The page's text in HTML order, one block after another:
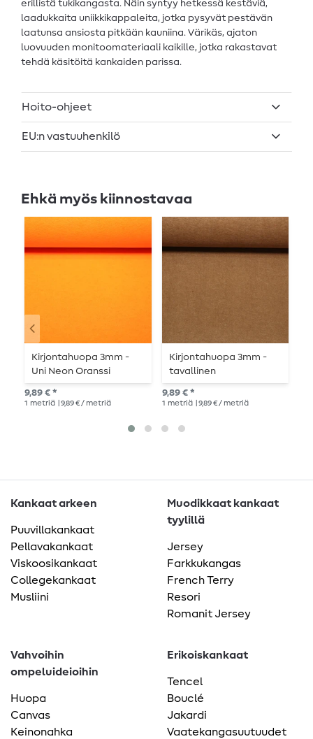
erillistä tukikangasta. Näin syntyy hetkessä kestäviä,
laadukkaita uniikkikappaleita, jotka pysyvät pestävän
laatunsa ansiosta pitkään kauniina. Värikäs, ajaton
luovuuden monitoomateriaali kaikille, jotka rakastavat
tehdä käsitöitä kankaiden parissa.
Hoito-ohjeet
EU:n vastuuhenkilö
Ehkä myös kiinnostavaa
Kirjontahuopa 3mm -
Uni Neon Oranssi
9,89 € *
1 metriä | 9,89 € / metriä
Kirjontahuopa 3mm -
tavallinen
kamelinvärinen
9,89 € *
1 metriä | 9,89 € / metriä
Kankaat arkeen
Puuvillakankaat
Pellavakankaat
Viskoosikankaat
Collegekankaat
Musliini
Muodikkaat kankaat
tyylillä
Jersey
Farkkukangas
French Terry
Resori
Romanit Jersey
Vahvoihin
ompeluideioihin
Huopa
Canvas
Keinonahka
Erikoiskankaat
Tencel
Bouclé
Jakardi
Vaatekangasuutuudet